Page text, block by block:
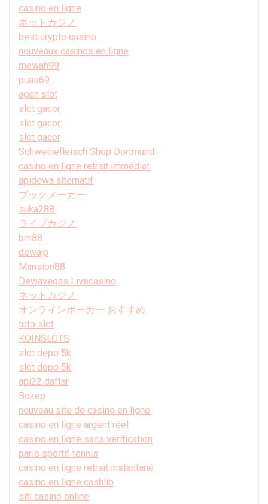
casino en ligne
ネットカジノ
best crypto casino
nouveaux casinos en ligne
mewah99
puas69
agen slot
slot gacor
slot gacor
slot gacor
Schweinefleisch Shop Dortmund
casino en ligne retrait immédiat
apidewa alternatif
ブックメーカー
suka288
ライブカジノ
bm88
dewajp
Mansion88
Dewavegas Livecasino
ネットカジノ
オンラインポーカー おすすめ
toto slot
KOINSLOTS
slot depo 5k
slot depo 5k
api22 daftar
Bokep
nouveau site de casino en ligne
casino en ligne argent réel
casino en ligne sans verification
paris sportif tennis
casino en ligne retrait instantané
casino en ligne cashlib
siti casino online